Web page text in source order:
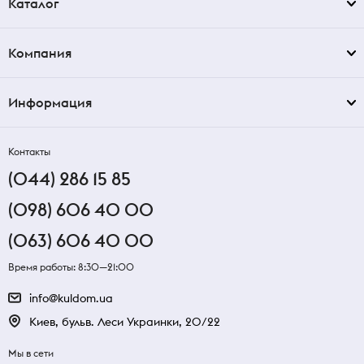
Каталог
Компания
Информация
Контакты
(044) 286 15 85
(098) 606 40 00
(063) 606 40 00
Время работы: 8:30—21:00
info@kuldom.ua
Киев, бульв. Леси Украинки, 20/22
Мы в сети